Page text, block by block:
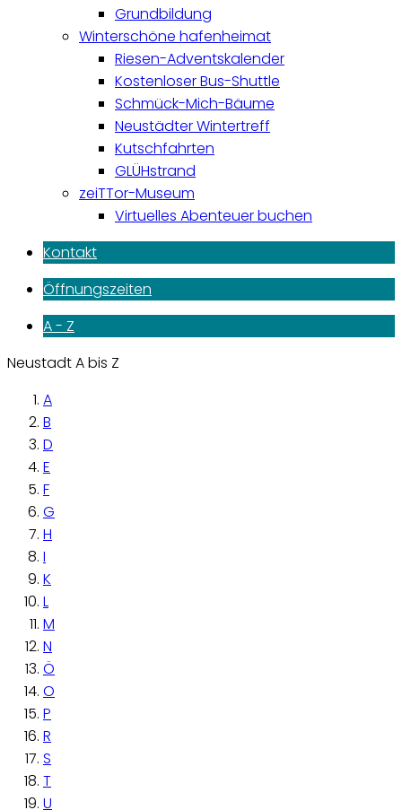
Grundbildung
Winterschöne hafenheimat
Riesen-Adventskalender
Kostenloser Bus-Shuttle
Schmück-Mich-Bäume
Neustädter Wintertreff
Kutschfahrten
GLÜHstrand
zeiTTor-Museum
Virtuelles Abenteuer buchen
Kontakt
Öffnungszeiten
A - Z
Neustadt A bis Z
A
B
D
E
F
G
H
I
K
L
M
N
Ö
O
P
R
S
T
U